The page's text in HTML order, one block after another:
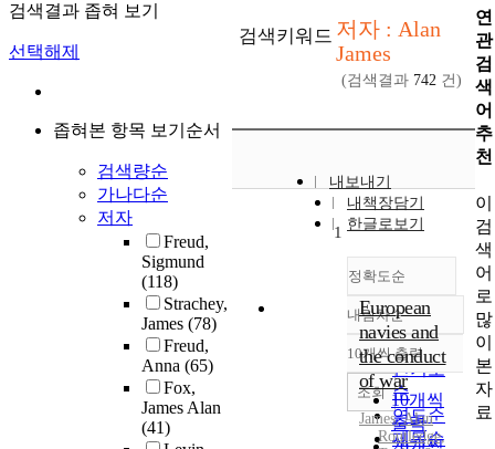
검색결과 좁혀 보기
선택해제
좁혀본 항목 보기순서
검색량순
가나다순
저자
Freud,
Sigmund
(118)
Strachey,
James (78)
Freud,
Anna (65)
Fox,
James Alan
(41)
검색키워드 저자 : Alan
James
(검색결과 742 건)
내보내기
내책장담기
한글로보기
정확도순
정확도
순
인기도
순
연도순
제목순
내림차순
내림차순
10개씩 출력
10개씩
출력
조회
1
European
navies and
the conduct
of war
James,Alan
Routledge,
연
관
검
색
어
추
천
이
검
색
어
로
많
이
본
자
료